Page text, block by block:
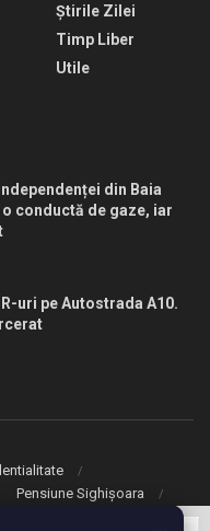
Știrile Zilei
Timp Liber
Utile
din Baia
conductă de gaze, iar
uri pe Autostrada A10.
Pensiune Sighișoara